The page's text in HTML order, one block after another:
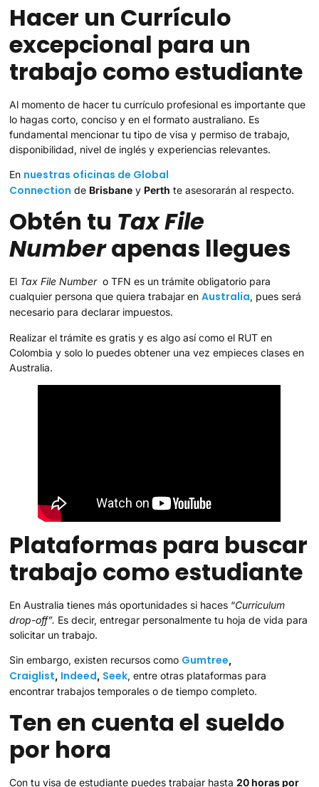
Hacer un Currículo
excepcional para un
trabajo como estudiante
Al momento de hacer tu currículo profesional es importante que
lo hagas corto, conciso y en el formato australiano. Es
fundamental mencionar tu tipo de visa y permiso de trabajo,
disponibilidad, nivel de inglés y experiencias relevantes.
En nuestras oficinas de Global
Connection de Brisbane y Perth te asesorarán al respecto.
Obtén tu Tax File
Numberapenas llegues
El Tax File Numbero TFN es un trámite obligatorio para
cualquier persona que quiera trabajar enAustralia, pues será
necesario para declarar impuestos.
Realizar el trámite es gratis y es algo así como el RUT en
Colombia y solo lo puedes obtener una vez empieces clases en
Australia.
Plataformas para buscar
trabajo como estudiante
En Australia tienes más oportunidades si haces “Curriculum
drop-off”. Es decir, entregar personalmente tu hoja de vida para
solicitar un trabajo.
Sin embargo, existen recursos como Gumtree,
Craiglist, Indeed, Seek, entre otras plataformas para
encontrar trabajos temporales o de tiempo completo.
Ten en cuenta el sueldo
por hora
Con tu visa de estudiante puedes trabajar hasta20 horas por